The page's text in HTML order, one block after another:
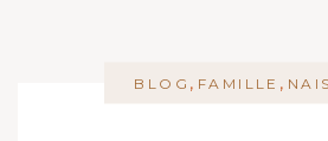
BLOG , FAMILLE ,